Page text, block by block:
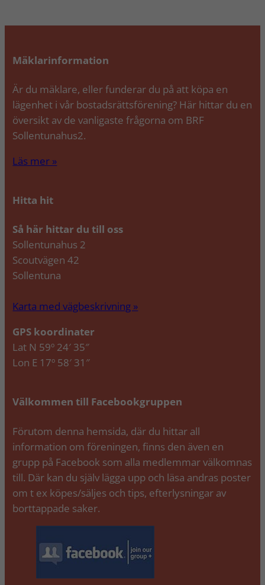
Mäklarinformation
Är du mäklare, eller funderar du på att köpa en
lägenhet i vår bostadsrättsförening? Här hittar du en
översikt av de vanligaste frågorna om BRF
Sollentunahus2.
Läs mer »
Hitta hit
Så här hittar du till oss
Sollentunahus 2
Scoutvägen 42
Sollentuna
Karta med vägbeskrivning »
GPS koordinater
Lat N 59º 24′ 35″
Lon E 17º 58′ 31″
Välkommen till Facebookgruppen
Förutom denna hemsida, där du hittar all
information om föreningen, finns den även en
grupp på Facebook som alla medlemmar välkomnas
till. Där kan du själv lägga upp och läsa andras poster
om t ex köpes/säljes och tips, efterlysningar av
borttappade saker.